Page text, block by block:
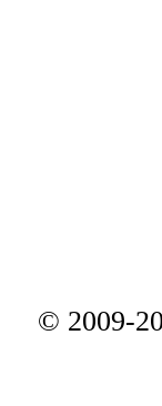
© 2009-